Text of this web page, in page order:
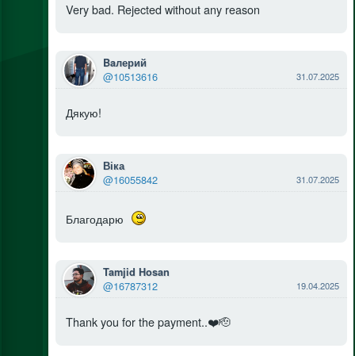
Very bad. Rejected without any reason
Baлерий
@10513616 31.07.2025
Дякую!
Віка
@16055842 31.07.2025
Благодарю
Tamjid Hosan
@16787312 19.04.2025
Thank you for the payment..❤️🫡